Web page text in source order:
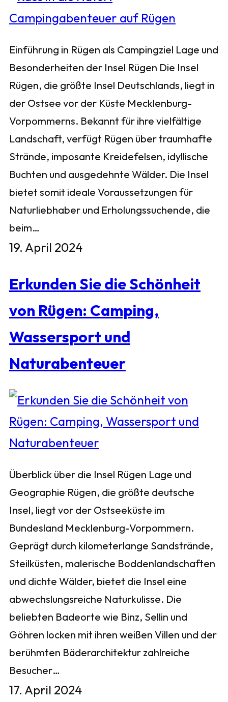
Einführung in Rügen als Campingziel Lage und
Besonderheiten der Insel Rügen Die Insel
Rügen, die größte Insel Deutschlands, liegt in
der Ostsee vor der Küste Mecklenburg-
Vorpommerns. Bekannt für ihre vielfältige
Landschaft, verfügt Rügen über traumhafte
Strände, imposante Kreidefelsen, idyllische
Buchten und ausgedehnte Wälder. Die Insel
bietet somit ideale Voraussetzungen für
Naturliebhaber und Erholungssuchende, die
beim…
19. April 2024
Erkunden Sie die Schönheit
von Rügen: Camping,
Wassersport und
Naturabenteuer
Überblick über die Insel Rügen Lage und
Geographie Rügen, die größte deutsche
Insel, liegt vor der Ostseeküste im
Bundesland Mecklenburg-Vorpommern.
Geprägt durch kilometerlange Sandstrände,
Steilküsten, malerische Boddenlandschaften
und dichte Wälder, bietet die Insel eine
abwechslungsreiche Naturkulisse. Die
beliebten Badeorte wie Binz, Sellin und
Göhren locken mit ihren weißen Villen und der
berühmten Bäderarchitektur zahlreiche
Besucher…
17. April 2024